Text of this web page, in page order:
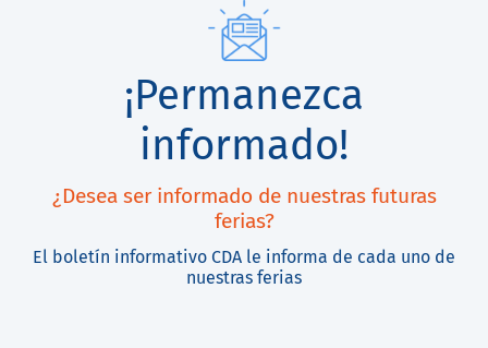
¡Permanezca
informado!
¿Desea ser informado de nuestras futuras
ferias?
El boletín informativo CDA le informa de cada uno de
nuestras ferias